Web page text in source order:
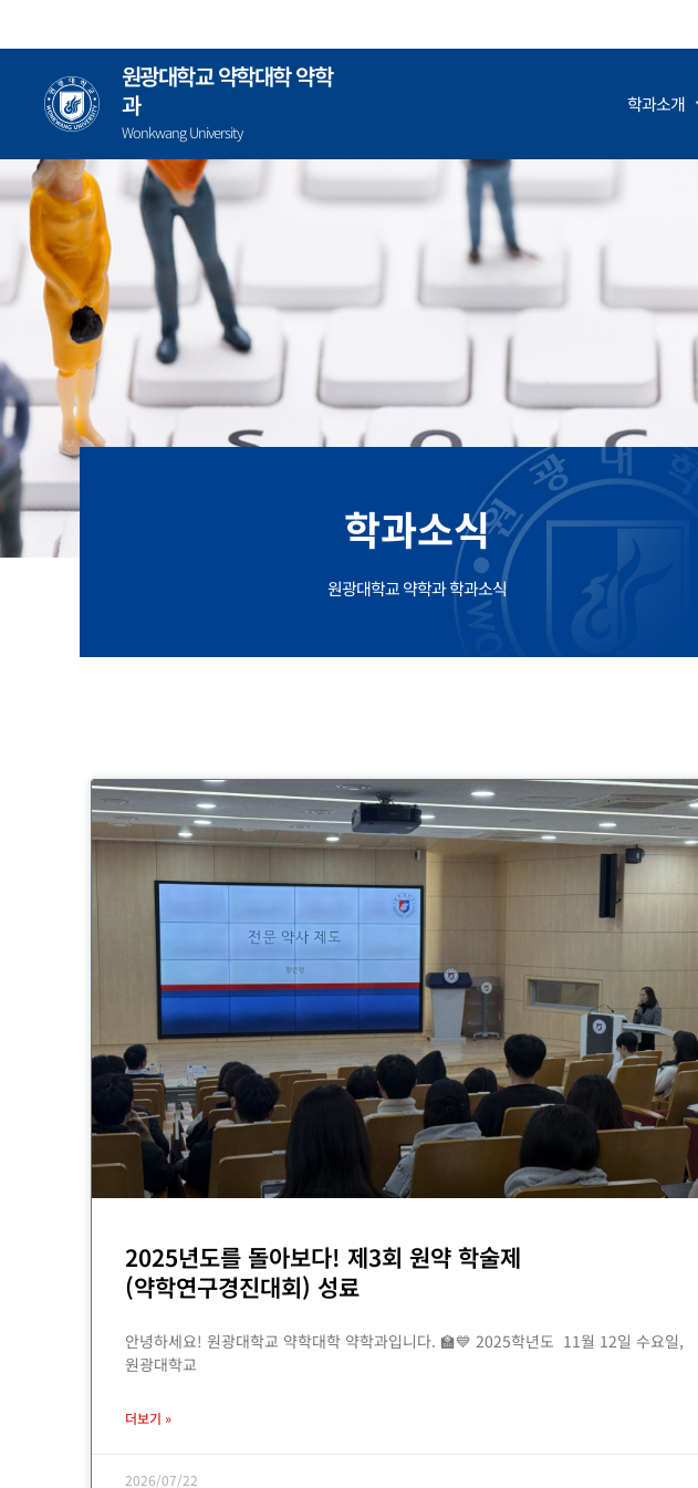
기
원광대학교 약학대학 약학
과
Wonkwang University
학과소개
학과소식
원광대학교 약학과 학과소식
2025년도를 돌아보다! 제3회 원약 학술제
(약학연구경진대회) 성료
안녕하세요! 원광대학교 약학대학 약학과입니다. 🏫💙 2025학년도 11월 12일 수요일,
원광대학교
더보기 »
2026/07/22
P
a
g